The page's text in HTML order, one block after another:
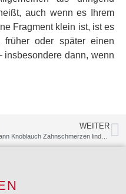
auch wenn es Ihrem
Fragment klein ist, ist es
oder später einen
insbesondere dann, wenn
WEITER
Kann Knoblauch Zahnschmerzen lindern?